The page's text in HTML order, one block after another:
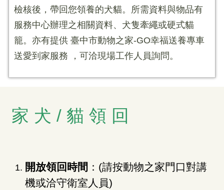
檢核後，帶回您領養的犬貓。所需資料與物品有
服務中心辦理之相關資料、犬隻牽繩或硬式貓
籠。亦有提供 臺中市動物之家-GO幸福送養專車
送愛到家服務 ，可洽現場工作人員詢問。
家 犬 / 貓 領 回
開放領回時間 ：(請按動物之家門口對講
機或洽守衛室人員)